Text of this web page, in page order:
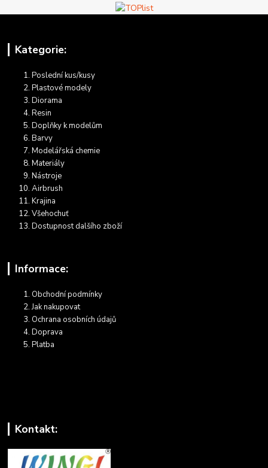
Kategorie:
Poslední kus/kusy
Plastové modely
Diorama
Resin
Doplňky k modelům
Barvy
Modelářská chemie
Materiály
Nástroje
Airbrush
Krajina
Všehochuť
Dostupnost dalšího zboží
Informace:
Obchodní podmínky
Jak nakupovat
Ochrana osobních údajů
Doprava
Platba
Kontakt: